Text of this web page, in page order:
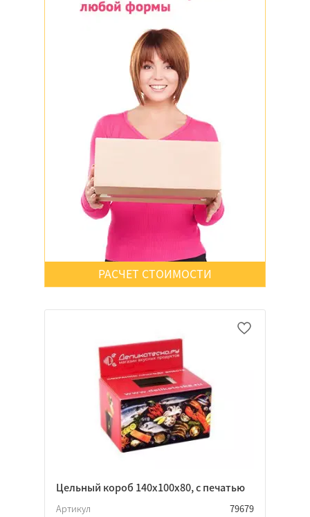
РАСЧЕТ СТОИМОСТИ
Цельный короб 140х100х80, с печатью
Артикул
79679